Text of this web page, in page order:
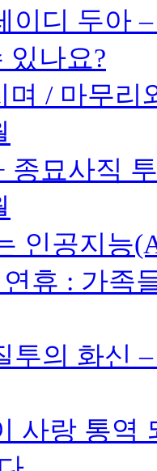
이디 두아
있나요?
며 / 마무리
종묘사직
인공지능
휴 : 가족
투의 화신
사랑 통역